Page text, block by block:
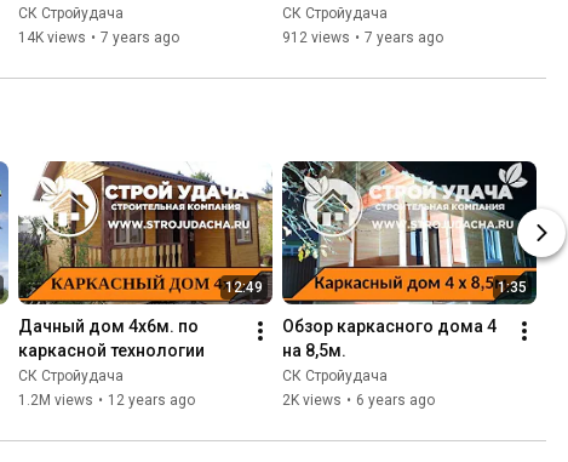
СК Стройудача
14K views • 7 years ago
СК Стройудача
912 views • 7 years ago
12:49
Дачный дом 4х6м. по
каркасной технологии
СК Стройудача
1.2M views • 12 years ago
1:35
Обзор каркасного дома 4
на 8,5м.
СК Стройудача
2K views • 6 years ago